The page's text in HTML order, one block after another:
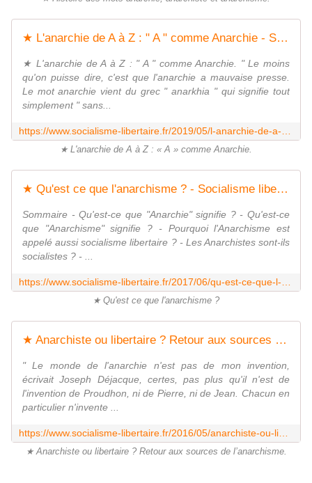
★ L'anarchie de A à Z : " A " comme Anarchie - Socialisme libertaire
★ L'anarchie de A à Z : " A " comme Anarchie. " Le moins
qu'on puisse dire, c'est que l'anarchie a mauvaise presse.
Le mot anarchie vient du grec " anarkhia " qui signifie tout
simplement " sans...
★ L'anarchie de A à Z : « A » comme Anarchie.
★ Qu'est ce que l'anarchisme ? - Socialisme libertaire
Sommaire - Qu'est-ce que "Anarchie" signifie ? - Qu'est-ce
que "Anarchisme" signifie ? - Pourquoi l'Anarchisme est
appelé aussi socialisme libertaire ? - Les Anarchistes sont-ils
socialistes ? - ...
★ Qu'est ce que l'anarchisme ?
★ Anarchiste ou libertaire ? Retour aux sources de l'anarchisme - Socialisme libertaire
" Le monde de l'anarchie n'est pas de mon invention,
écrivait Joseph Déjacque, certes, pas plus qu'il n'est de
l'invention de Proudhon, ni de Pierre, ni de Jean. Chacun en
particulier n'invente ...
★ Anarchiste ou libertaire ? Retour aux sources de l’anarchisme.